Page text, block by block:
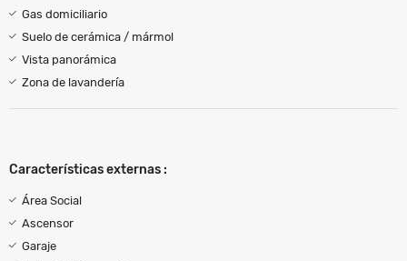
Gas domiciliario
Suelo de cerámica / mármol
Vista panorámica
Zona de lavandería
Características externas :
Área Social
Ascensor
Garaje